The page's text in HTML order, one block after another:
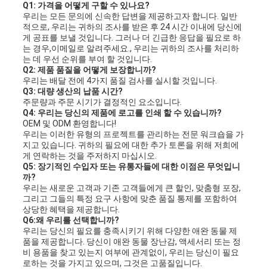
Q1: 가격을 어떻게 구할 수 있나요?
우리는 모든 문의에 신속한 답변을 제공하고자 합니다. 일반
적으로, 우리는 귀하의 조사를 받은 후 24 시간 이내에 당신에
게 공표를 보낼 것입니다. 그러나 더 긴급한 응답을 필요로 하
는 경우,이메일로 알려주세요., 우리는 귀하의 조사를 처리하
는 데 우선 순위를 부여 할 것입니다.
Q2: 제품 품질을 어떻게 보장합니까?
우리는 배달 전에 4가지 품질 검사를 실시할 것입니다.
Q3: 대량 생산의 납품 시간?
주문량과 주문 시기가 결정적인 요소입니다.
Q4: 우리는 당신의 제품에 로고를 인쇄 할 수 있습니까?
OEM 및 ODM 환영합니다!
우리는 이러한 유형의 프로젝트를 관리하는 전문 워크숍을 가
지고 있습니다. 귀하의 필요에 대한 추가 토론을 위해 저희에
게 연락하는 것을 주저하지 마십시오.
Q5: 장기적인 수입자 또는 유통자들에 대한 이점은 무엇입니
까?
우리는 새로운 고객과 기존 고객들에게 큰 할인, 맞춤형 포장,
그리고 그들의 특정 요구 사항에 맞춘 품질 통제를 포함하여
상당한 혜택을 제공합니다.
Q6:왜 우리를 선택합니까?
우리는 당신의 필요를 충족시키기 위해 다양한 애완 동물 제
품을 제공합니다. 당신이 애완 동물 장난감, 액세서리 또는 정
비 용품을 찾고 있는지 여부에 관계없이, 우리는 당신이 필요
로하는 것을 가지고 있으며, 그것은 고품질입니다.